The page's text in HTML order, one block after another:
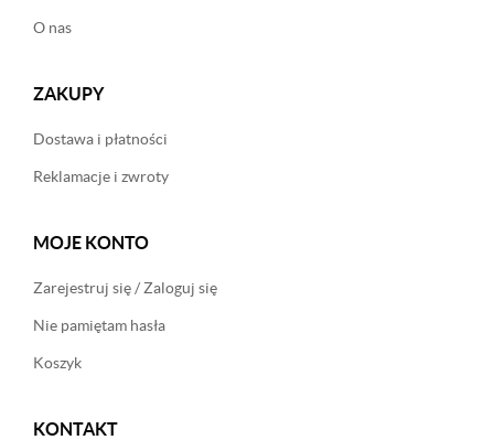
O nas
ZAKUPY
Dostawa i płatności
Reklamacje i zwroty
MOJE KONTO
Zarejestruj się / Zaloguj się
Nie pamiętam hasła
Koszyk
KONTAKT